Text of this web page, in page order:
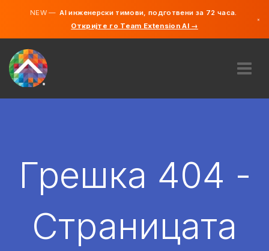
NEW —AI инженерски тимови, подготвени за 72 часа.
Откријте го Team Extension AI →
×
АНГАЖИРАЈ
Грешка 404 -
Страницата